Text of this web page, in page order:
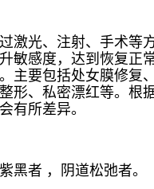
激光、注射、手术等
敏感度，达到恢复正
主要包括处女膜修复
形、私密漂红等。根
有所差异。
黑者 ，阴道松弛者。